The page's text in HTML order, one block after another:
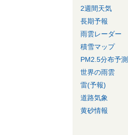
2週間天気
長期予報
雨雲レーダー
積雪マップ
PM2.5分布予測
世界の雨雲
雷(予報)
道路気象
黄砂情報